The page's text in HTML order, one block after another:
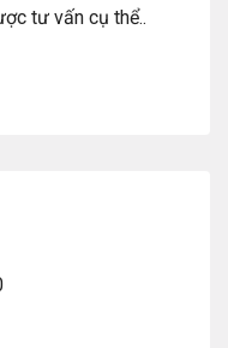
tư vấn cụ thể..